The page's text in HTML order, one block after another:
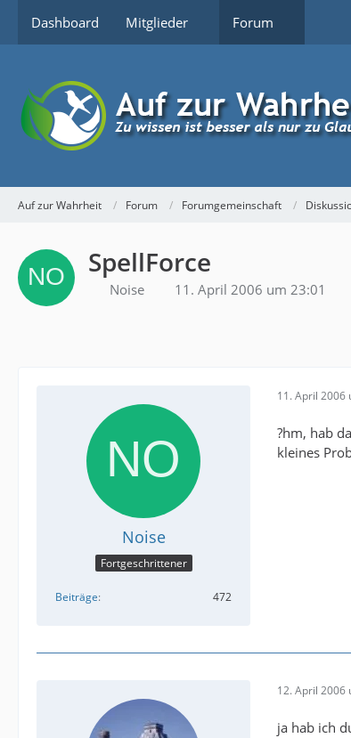
Dashboard Mitglieder Forum
Auf zur Wahrheit Forum Forumgemeinschaft
SpellForce
Noise 11. April 2006 um 23:01
Noise
Fortgeschrittener
Beiträge 472
11. April 2006
?hm, hab
kleines
12. April 2006
ja hab ich